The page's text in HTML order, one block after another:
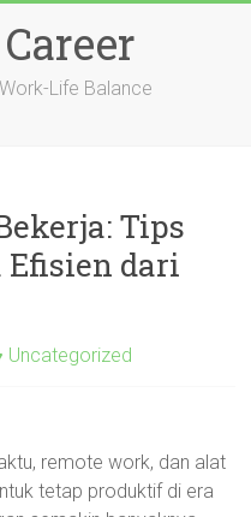
Life Balance
Tips
dari
Uncategorized
remote work, dan alat
tetap produktif di era